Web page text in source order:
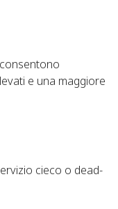
e una maggiore
cieco o dead-